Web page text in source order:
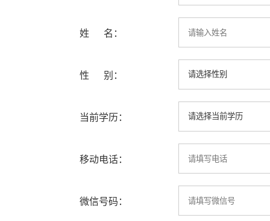
姓 名：
性 别：
当前学历：
移动电话：
微信号码：